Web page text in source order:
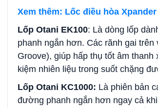
Xem thêm: Lốc điều hòa
Lốp Otani EK100: Là dòng lốp
phanh ngắn hơn. Các rãnh gai
Groove), giúp hấp thụ tốt âm
kiệm nhiên liệu trong suốt chặng
Lốp Otani KC1000: Là phiên bản
đường phanh ngắn hơn ngay cả